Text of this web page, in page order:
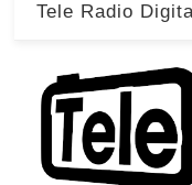
Tele Radio